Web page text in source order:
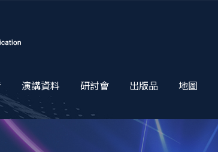
演講資料 研討會 出版品 地圖